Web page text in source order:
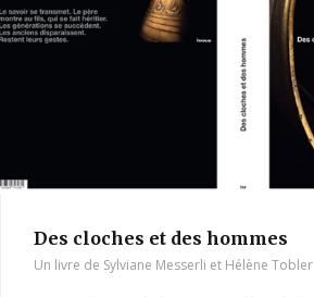
Des cloches et des hommes
Un livre de Sylviane Messerli et Hélène Tobler